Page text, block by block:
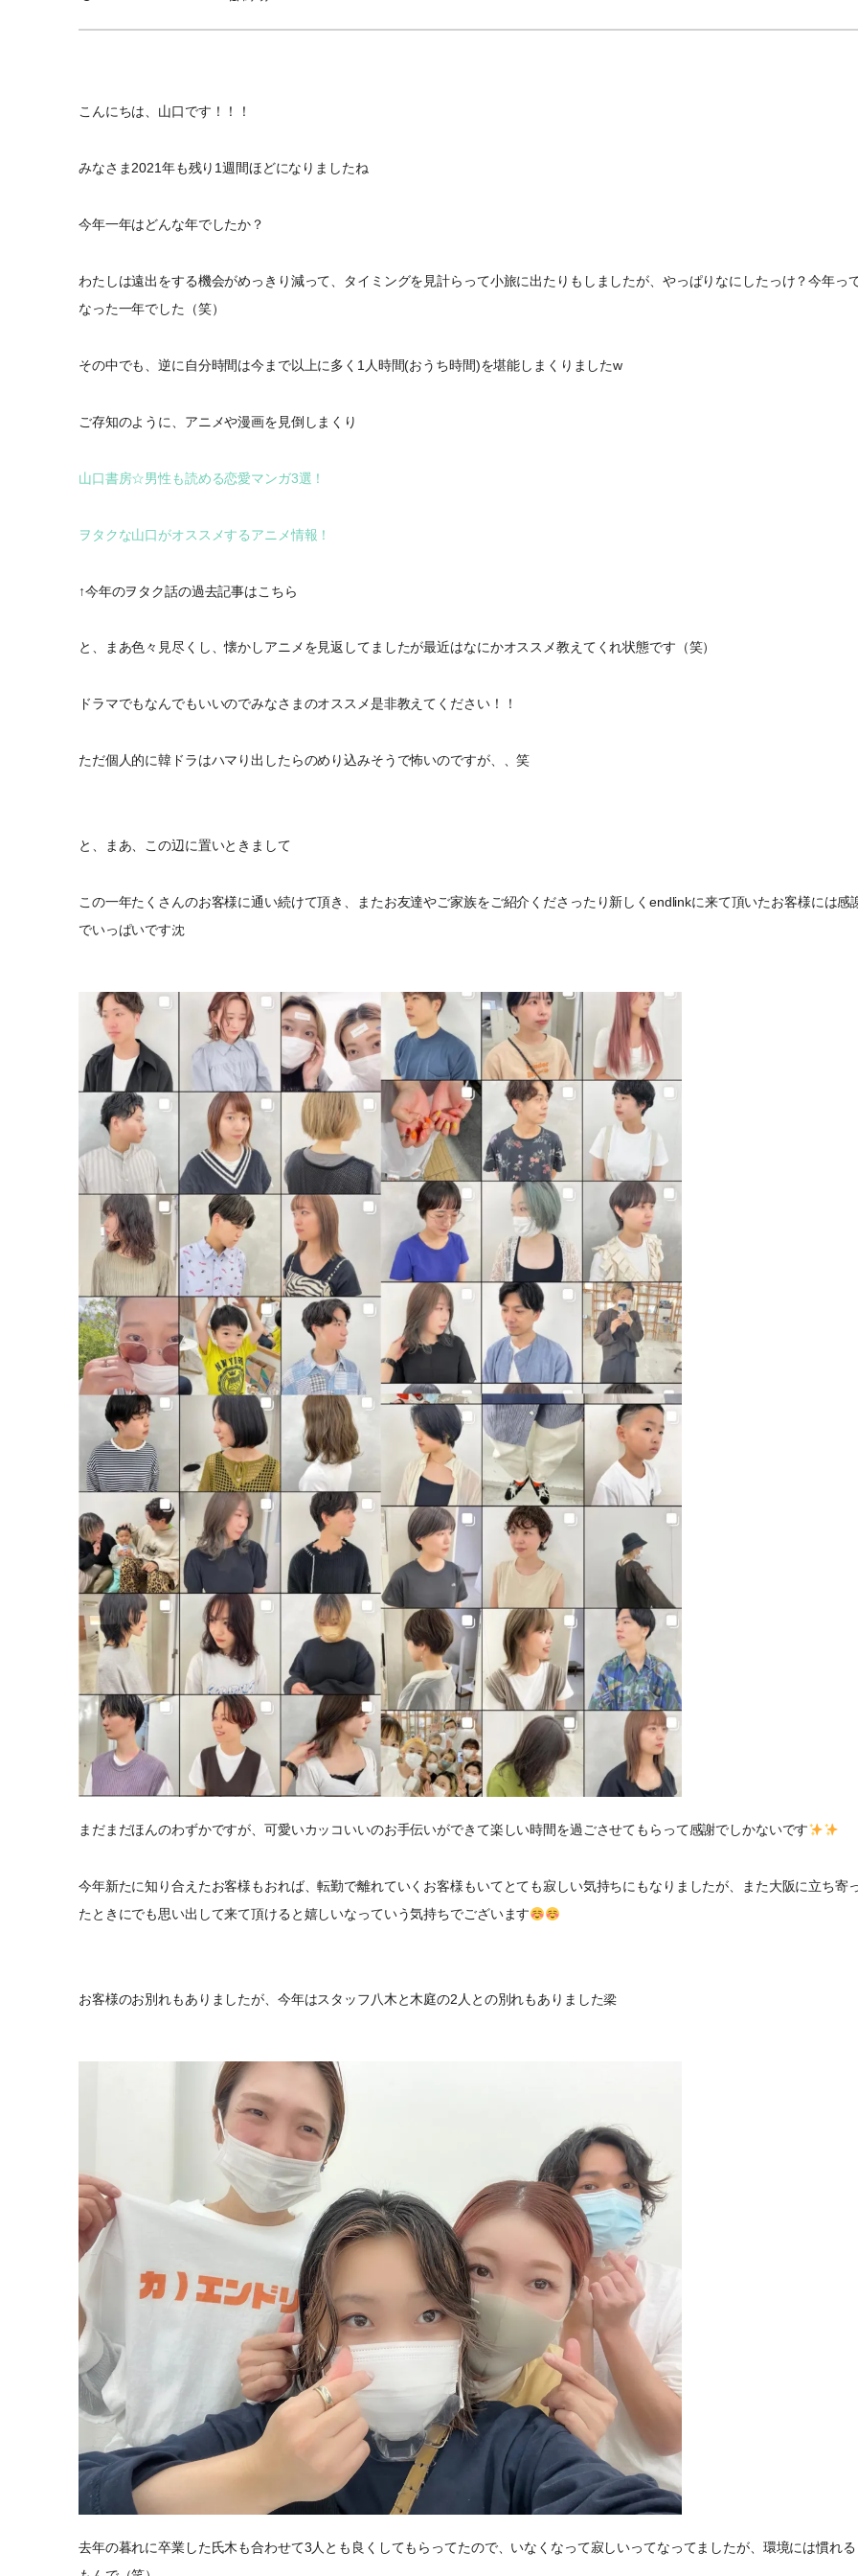
こんにちは、山口です！！！
みなさま2021年も残り1週間ほどになりましたね
今年一年はどんな年でしたか？
わたしは遠出をする機会がめっきり減って、タイミングを見計らって小旅に出たりもしましたが、やっぱりなにしたっけ？今年っ
なった一年でした（笑）
その中でも、逆に自分時間は今まで以上に多く1人時間(おうち時間)を堪能しまくりましたw
ご存知のように、アニメや漫画を見倒しまくり
山口書房☆男性も読める恋愛マンガ3選！
ヲタクな山口がオススメするアニメ情報！
↑今年のヲタク話の過去記事はこちら
と、まあ色々見尽くし、懐かしアニメを見返してましたが最近はなにかオススメ教えてくれ状態です（笑）
ドラマでもなんでもいいのでみなさまのオススメ是非教えてください！！
ただ個人的に韓ドラはハマり出したらのめり込みそうで怖いのですが、、笑
と、まあ、この辺に置いときまして
この一年たくさんのお客様に通い続けて頂き、またお友達やご家族をご紹介くださったり新しくendlinkに来て頂いたお客様には感
でいっぱいです沈
まだまだほんのわずかですが、可愛いカッコいいのお手伝いができて楽しい時間を過ごさせてもらって感謝でしかないです
今年新たに知り合えたお客様もおれば、転勤で離れていくお客様もいてとても寂しい気持ちにもなりましたが、また大阪に立ち寄
たときにでも思い出して来て頂けると嬉しいなっていう気持ちでございます
お客様のお別れもありましたが、今年はスタッフ八木と木庭の2人との別れもありました梁
去年の暮れに卒業した氏木も合わせて3人とも良くしてもらってたので、いなくなって寂しいってなってましたが、環境には慣れる